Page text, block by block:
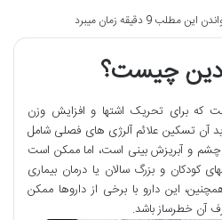
این مطلب 9 دقیقه زمان میبرد
چیست؟
که برای تحریک اشتها و افزایش وزن
آن تسکین علائم آلرژی های فصلی شامل
چشم و آبریزش بینی است، اما ممکن است
کودکان و بزرگ سالان یا درمان بیماری
این دارو با برخی از داروها ممکن
آن خطرساز باشد.